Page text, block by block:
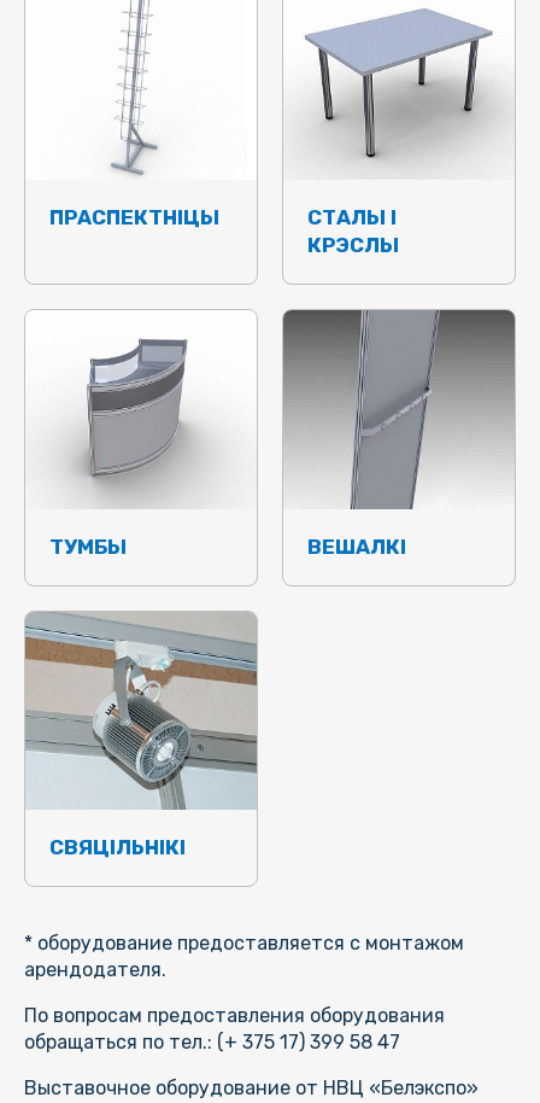
ПРАСПЕКТНІЦЫ
СТАЛЫ І
КРЭСЛЫ
ТУМБЫ ВЕШАЛКІ
СВЯЦІЛЬНІКІ
* оборудование предоставляется с монтажом
арендодателя.
По вопросам предоставления оборудования
обращаться по тел.: (+ 375 17) 399 58 47
Выставочное оборудование от НВЦ «Белэкспо»